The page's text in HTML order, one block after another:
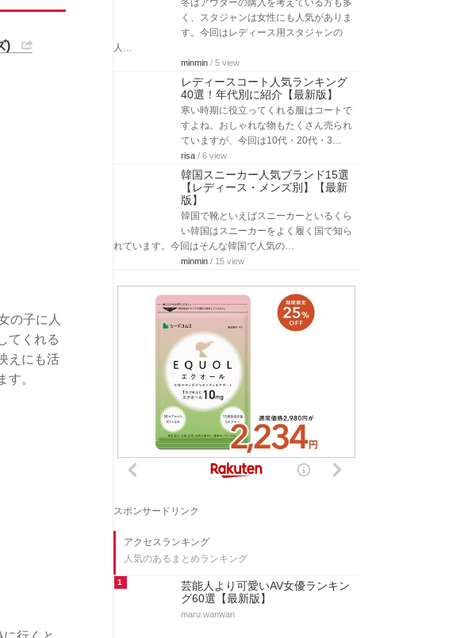
)
の子に人
てくれる
えにも活
。
冬はアウターの購入を考えている方も多
く、スタジャンは女性にも人気がありま
す。今回はレディース用スタジャンの
人…
minmin / 5 view
レディースコート人気ランキング
40選！年代別に紹介【最新版】
寒い時期に役立ってくれる服はコートで
すよね。おしゃれな物もたくさん売られ
ていますが、今回は10代・20代・3…
risa / 6 view
韓国スニーカー人気ブランド15選
【レディース・メンズ別】【最新
版】
韓国で靴といえばスニーカーといるくら
い韓国はスニーカーをよく履く国で知ら
れています。今回はそんな韓国で人気の…
minmin / 15 view
スポンサードリンク
アクセスランキング
人気のあるまとめランキング
1
芸能人より可愛いAV女優ランキン
グ60選【最新版】
maru.wanwan